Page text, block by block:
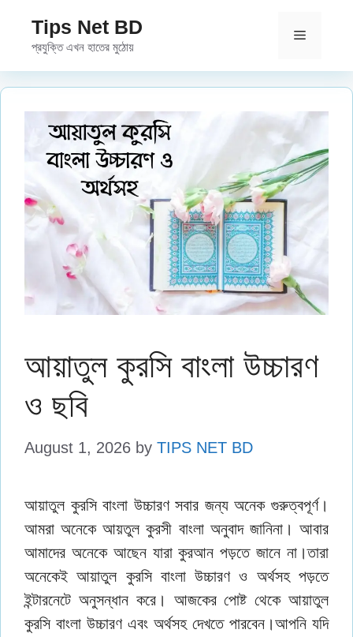
content
Tips Net BD
প্রযুক্তি এখন হাতের মুঠোয়
Menu
আয়াতুল কুরসি বাংলা উচ্চারণ
ও ছবি
August 1, 2026 by TIPS NET BD
আয়াতুল কুরসি বাংলা উচ্চারণ সবার জন্য অনেক গুরুত্বপূর্ণ।
আমরা অনেকে আয়তুল কুরসী বাংলা অনুবাদ জানিনা। আবার
আমাদের অনেকে আছেন যারা কুরআন পড়তে জানে না।তারা
অনেকেই আয়াতুল কুরসি বাংলা উচ্চারণ ও অর্থসহ পড়তে
ইন্টারনেটে অনুসন্ধান করে। আজকের পোষ্ট থেকে আয়াতুল
কুরসি বাংলা উচ্চারণ এবং অর্থসহ দেখতে পারবেন।আপনি যদি